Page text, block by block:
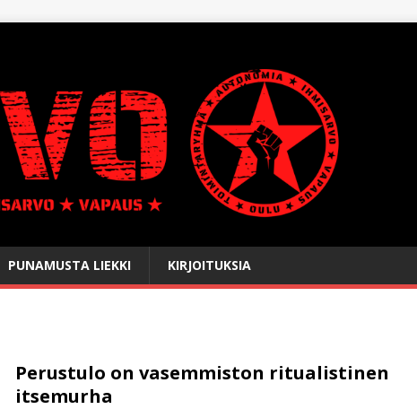
PUNAMUSTA LIEKKI KIRJOITUKSIA
Perustulo on vasemmiston ritualistinen
itsemurha